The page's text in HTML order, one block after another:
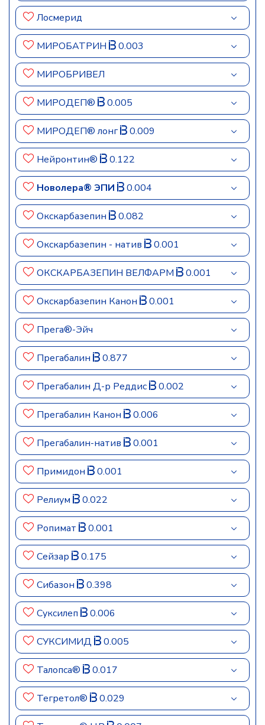
Лосмерид
МИРОБАТРИН 0.003
МИРОБРИВЕЛ
МИРОДЕП® 0.005
МИРОДЕП® лонг 0.009
Нейронтин® 0.122
Новолера® ЭПИ 0.004
Окскарбазепин 0.082
Окскарбазепин - натив 0.001
ОКСКАРБАЗЕПИН ВЕЛФАРМ 0.001
Окскарбазепин Канон 0.001
Прега®-Эйч
Прегабалин 0.877
Прегабалин Д-р Реддис 0.002
Прегабалин Канон 0.006
Прегабалин-нaтив 0.001
Примидон 0.001
Релиум 0.022
Ропимат 0.001
Сейзар 0.175
Сибазон 0.398
Суксилеп 0.006
СУКСИМИД 0.005
Талопса® 0.017
Тегретол® 0.029